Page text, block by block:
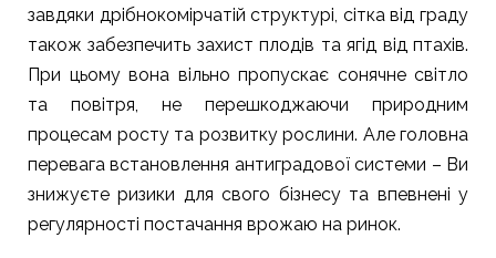
завдяки дрібнокомірчатій структурі, сітка від граду
також забезпечить захист плодів та ягід від птахів.
При цьому вона вільно пропускає сонячне світло
та повітря, не перешкоджаючи природним
процесам росту та розвитку рослини. Але головна
перевага встановлення антиградової системи – Ви
знижуєте ризики для свого бізнесу та впевнені у
регулярності постачання врожаю на ринок.